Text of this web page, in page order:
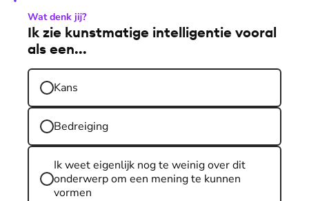
Wat denk jij?
Ik zie kunstmatige intelligentie vooral
als een...
Kans
Bedreiging
Ik weet eigenlijk nog te weinig over dit
onderwerp om een mening te kunnen
vormen